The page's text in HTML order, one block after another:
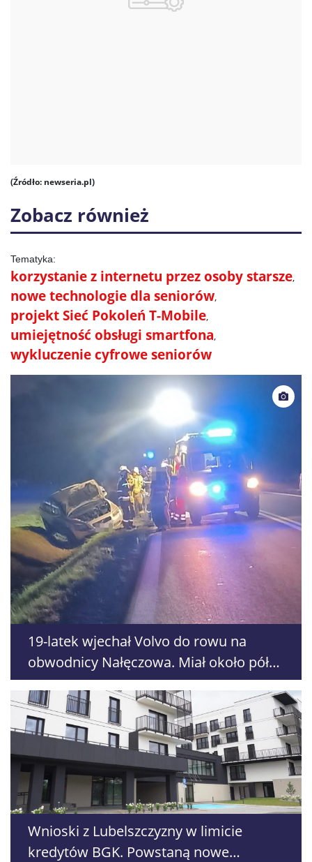
(Źródło: newseria.pl)
Zobacz również
korzystanie z internetu przez osoby starsze
nowe technologie dla seniorów
projekt Sieć Pokoleń T-Mobile
umiejętność obsługi smartfona
wykluczenie cyfrowe seniorów
19-latek wjechał Volvo do rowu na
obwodnicy Nałęczowa. Miał około pół
promila alkoholu
Wnioski z Lubelszczyzny w limicie
kredytów BGK. Powstaną nowe